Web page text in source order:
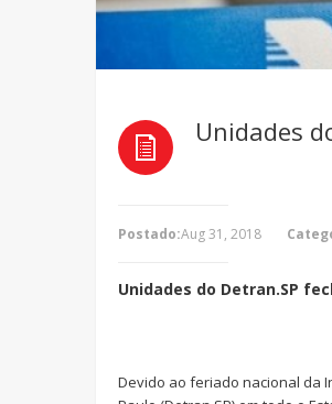
Unidades
Postado:Aug 31, 2018
Unidades do Detran.SP
Devido ao feriado nacional da